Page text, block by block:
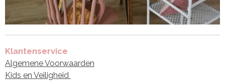
Klantenservice
Algemene Voorwaarden
Kids en Veiligheid